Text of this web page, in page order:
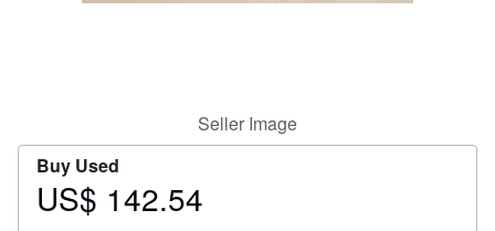
Seller Image
Buy Used
Price
US$ 142.54